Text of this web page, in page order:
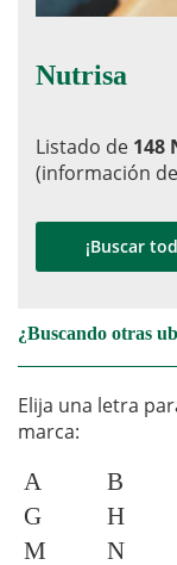
Nutrisa
Listado de 148
(información
¡Buscar
¿Buscando otras
Elija una letra
marca:
A B
G
H
M
N